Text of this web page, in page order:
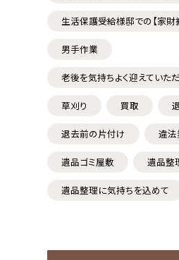
生活保護受給様邸での【家財
男手作業
老後を気持ちよく迎えていた
草刈り 買取
退去前の片付け 違法
遺品ゴミ屋敷 遺品整
遺品整理に気持ちを込めて